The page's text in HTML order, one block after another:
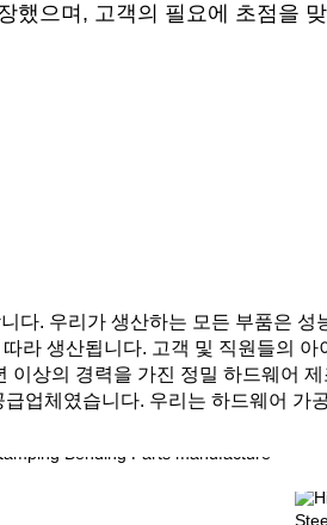
으며, 고객의 필요에 초점을
다. 우리가 생산하는 모든 부품은
라 생산됩니다. 고객 및 직원들의
상의 경력을 가진 정밀 하드웨어
업체였습니다. 우리는 하드웨어 가